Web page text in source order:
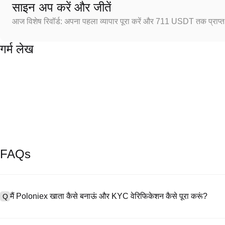
साइन अप करें और जीतें
आज विशेष रिवॉर्ड: अपना पहला व्यापार पूरा करें और 711 USDT तक
गर्म लेख
FAQs
Q मैं Poloniex खाता कैसे बनाऊं और KYC वेरिफिकेशन कैसे पूरा करूं?